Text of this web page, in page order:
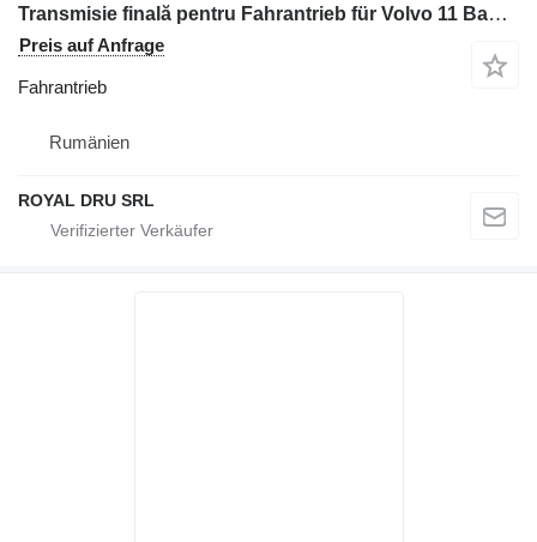
Transmisie finală pentru Fahrantrieb für Volvo 11 Baumaschinen
Preis auf Anfrage
Fahrantrieb
Rumänien
ROYAL DRU SRL